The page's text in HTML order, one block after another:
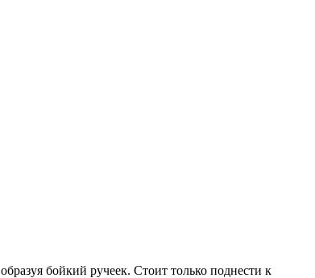
бойкий ручеек. Стоит только поднести к